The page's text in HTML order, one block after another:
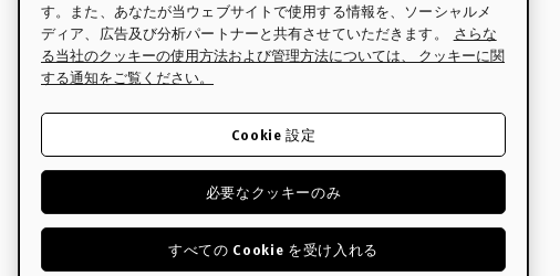
組立
不要
保証
す。また、あなたが当ウェブサイトで使用する情報を、ソーシャルメ
ディア、広告及び分析パートナーと共有させていただきます。
さらな
る当社のクッキーの使用方法および管理方法については、 クッキーに関
する通知をご覧ください。
必要なクッキーのみ
すべての Cookie を受け入れる
Cookie 設定